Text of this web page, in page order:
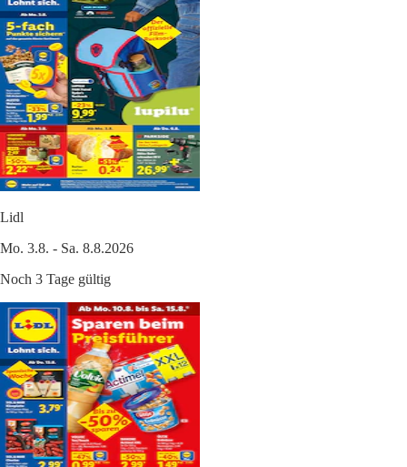
Lidl
Mo. 3.8. - Sa. 8.8.2026
Noch 3 Tage gültig